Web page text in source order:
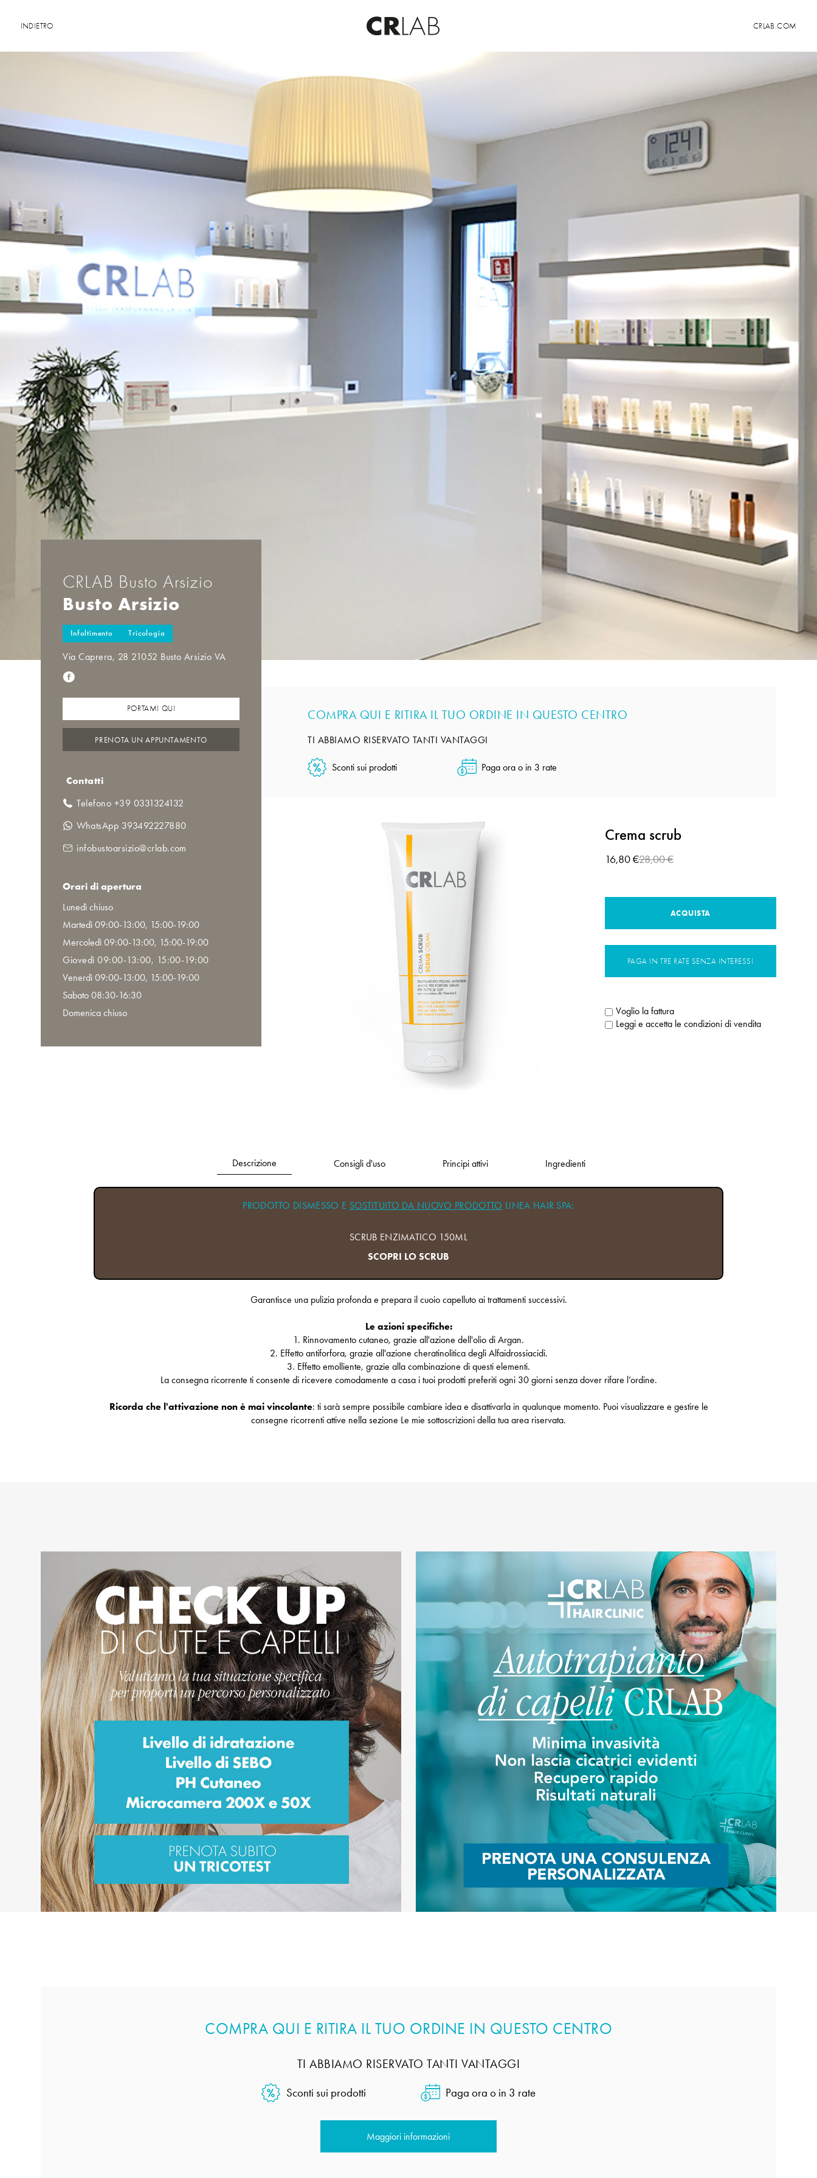
INDIETRO CRLAB.COM
CRLAB Busto Arsizio
Busto Arsizio
Infoltimento Tricologia
Via Caprera, 28 21052 Busto Arsizio VA
PORTAMI QUI
PRENOTA UN APPUNTAMENTO
Contatti
Telefono +39 0331324132
WhatsApp 393492227880
infobustoarsizio@crlab.com
Orari di apertura
Lunedì chiuso
Martedì 09:00-13:00, 15:00-19:00
Mercoledì 09:00-13:00, 15:00-19:00
Giovedì 09:00-13:00, 15:00-19:00
Venerdì 09:00-13:00, 15:00-19:00
Sabato 08:30-16:30
Domenica chiuso
COMPRA QUI E RITIRA IL TUO ORDINE IN QUESTO CENTRO
TI ABBIAMO RISERVATO TANTI VANTAGGI
Sconti sui prodotti Paga ora o in 3 rate
Crema scrub
16,80 €28,00 €
ACQUISTA
PAGA IN TRE RATE SENZA INTERESSI
Voglio la fattura
Leggi e accetta le condizioni di vendita
Descrizione Consigli d'uso Principi attivi Ingredienti
PRODOTTO DISMESSO E SOSTITUITO DA NUOVO PRODOTTO LINEA HAIR SPA:
SCRUB ENZIMATICO 150ML
SCOPRI LO SCRUB
Garantisce una pulizia profonda e prepara il cuoio capelluto ai trattamenti successivi.
Le azioni specifiche:
1. Rinnovamento cutaneo, grazie all'azione dell'olio di Argan.
2. Effetto antiforfora, grazie all'azione cheratinolitica degli Alfaidrossiacidi.
3. Effetto emolliente, grazie alla combinazione di questi elementi.
La consegna ricorrente ti consente di ricevere comodamente a casa i tuoi prodotti preferiti ogni 30 giorni senza dover rifare l’ordine.
Ricorda che l'attivazione non è mai vincolante: ti sarà sempre possibile cambiare idea e disattivarla in qualunque momento. Puoi visualizzare e gestire le
consegne ricorrenti attive nella sezione Le mie sottoscrizioni della tua area riservata.
COMPRA QUI E RITIRA IL TUO ORDINE IN QUESTO CENTRO
TI ABBIAMO RISERVATO TANTI VANTAGGI
Sconti sui prodotti Paga ora o in 3 rate
Maggiori informazioni